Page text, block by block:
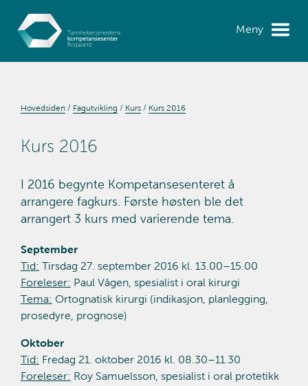
Meny
Hovedsiden Fagutvikling Kurs Kurs 2016
Kurs 2016
I 2016 begynte Kompetansesenteret å
arrangere fagkurs. Første høsten ble det
arrangert 3 kurs med varierende tema.
September
Tid: Tirsdag 27. september 2016 kl. 13.00–15.00
Foreleser: Paul Vågen, spesialist i oral kirurgi
Tema: Ortognatisk kirurgi (indikasjon, planlegging,
prosedyre, prognose)
Oktober
Tid: Fredag 21. oktober 2016 kl. 08.30–11.30
Foreleser: Roy Samuelsson, spesialist i oral protetikk